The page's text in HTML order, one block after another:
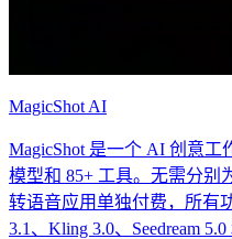
MagicShot AI
MagicShot 是一个 AI 创意
模型和 85+ 工具。无需分别
转语音应用单独付费，所有
3.1、Kling 3.0、Seedream